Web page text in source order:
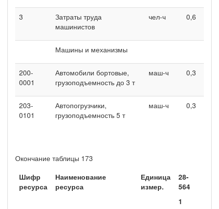
3
Затраты труда
машинистов
чел-ч 0,6
Машины и механизмы
200-
0001
Автомобили бортовые,
грузоподъемность до 3 т
маш-ч 0,3
203-
0101
Автопогрузчики,
грузоподъемность 5 т
маш-ч 0,3
Окончание таблицы 173
Шифр
ресурса
Наименование
ресурса
Единица
измер.
28-
564
1